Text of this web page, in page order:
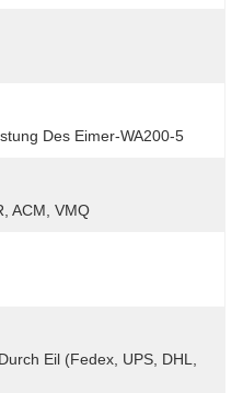
Des Eimer-WA200-5
ACM, VMQ
Eil (Fedex, UPS, DHL,